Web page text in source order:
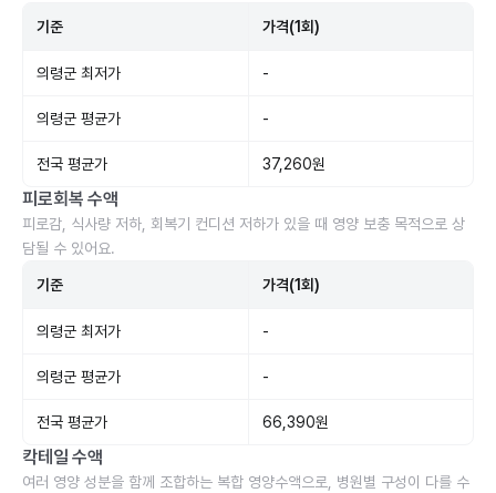
기준 가격(1회)
의령군 최저가 -
의령군 평균가 -
전국 평균가 37,260원
피로회복 수액
피로감, 식사량 저하, 회복기 컨디션 저하가 있을 때 영양 보충 목적으로 상
담될 수 있어요.
기준 가격(1회)
의령군 최저가 -
의령군 평균가 -
전국 평균가 66,390원
칵테일 수액
여러 영양 성분을 함께 조합하는 복합 영양수액으로, 병원별 구성이 다를 수